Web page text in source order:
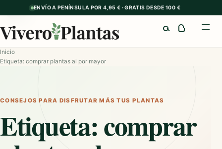
ENVÍO A PENÍNSULA POR 4,95 € · GRATIS DESDE 100 €
Inicio
Etiqueta: comprar plantas al por mayor
CONSEJOS PARA DISFRUTAR MÁS TUS PLANTAS
Etiqueta:comprar